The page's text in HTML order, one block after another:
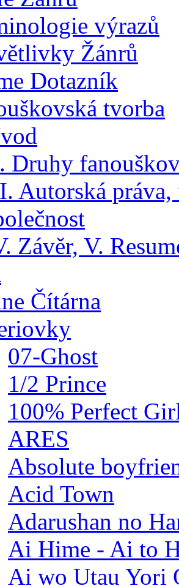
výrazů
Žánrů
Dotazník
tvorba
Druhy
Autorská práva,
Závěr, V.
Čítárna
07-Ghost
1/2 Prince
100% Perfect
ARES
Absolute
Acid Town
Adarushan no
Ai Hime - Ai to
Ai wo Utau Yori